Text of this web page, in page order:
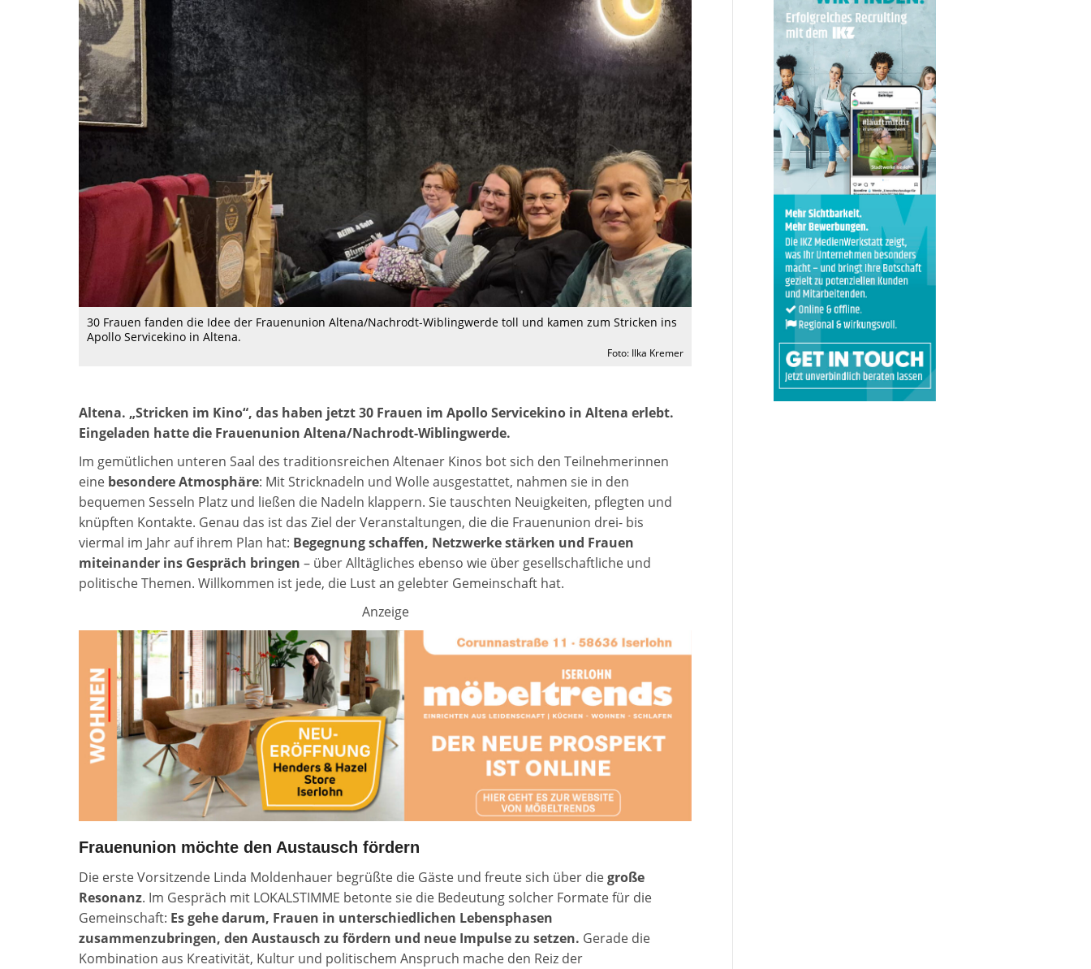
30 Frauen fanden die Idee der Frauenunion Altena/Nachrodt-Wiblingwerde toll und kamen zum Stricken ins
Apollo Servicekino in Altena.
Foto: Ilka Kremer
Altena. „Stricken im Kino“, das haben jetzt 30 Frauen im Apollo Servicekino in Altena erlebt.
Eingeladen hatte die Frauenunion Altena/Nachrodt-Wiblingwerde.
Im gemütlichen unteren Saal des traditionsreichen Altenaer Kinos bot sich den Teilnehmerinnen
eine besondere Atmosphäre: Mit Stricknadeln und Wolle ausgestattet, nahmen sie in den
bequemen Sesseln Platz und ließen die Nadeln klappern. Sie tauschten Neuigkeiten, pflegten und
knüpften Kontakte. Genau das ist das Ziel der Veranstaltungen, die die Frauenunion drei- bis
viermal im Jahr auf ihrem Plan hat: Begegnung schaffen, Netzwerke stärken und Frauen
miteinander ins Gespräch bringen – über Alltägliches ebenso wie über gesellschaftliche und
politische Themen. Willkommen ist jede, die Lust an gelebter Gemeinschaft hat.
Anzeige
Frauenunion möchte den Austausch fördern
Die erste Vorsitzende Linda Moldenhauer begrüßte die Gäste und freute sich über diegroße
Resonanz. Im Gespräch mit LOKALSTIMME betonte sie die Bedeutung solcher Formate für die
Gemeinschaft: Es gehe darum, Frauen in unterschiedlichen Lebensphasen
zusammenzubringen, den Austausch zu fördern und neue Impulse zu setzen. Gerade die
Kombination aus Kreativität, Kultur und politischem Anspruch mache den Reiz der